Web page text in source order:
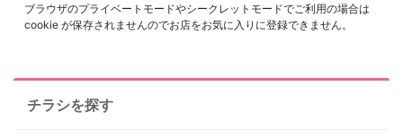
ブラウザのプライベートモードやシークレットモードでご利用の場合は
cookie が保存されませんのでお店をお気に入りに登録できません。
チラシを探す